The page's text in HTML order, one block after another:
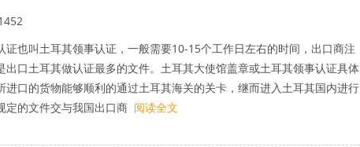
证也叫土耳其领事认证，一般需要10-15个工作日左右的时间，出口商注
出口土耳其做认证最多的文件。土耳其大使馆盖章或土耳其领事认证具体
进口的货物能够顺利的通过土耳其海关的关卡，继而进入土耳其国内进行
定的文件交与我国出口商 阅读全文